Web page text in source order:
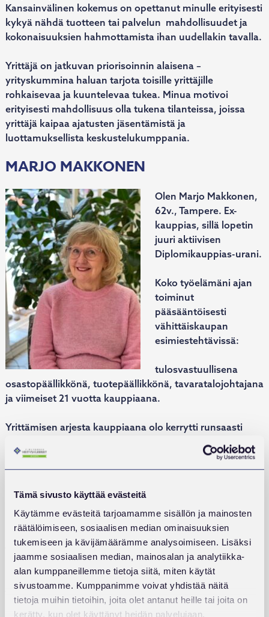
Tämä sivusto käyttää evästeitä
Käytämme evästeitä tarjoamamme sisällön ja mainosten
räätälöimiseen, sosiaalisen median ominaisuuksien
tukemiseen ja kävijämäärämme analysoimiseen. Lisäksi
jaamme sosiaalisen median, mainosalan ja analytiikka-
alan kumppaneillemme tietoja siitä, miten käytät
sivustoamme. Kumppanimme voivat yhdistää näitä
tietoja muihin tietoihin, joita olet antanut heille tai joita on
kerätty, kun olet käyttänyt heidän palvelujaan.
Kansainvälinen kokemus on opettanut minulle erityisesti
kykyä nähdä tuotteen tai palvelun mahdollisuudet ja
kokonaisuuksien hahmottamista ihan uudellakin tavalla.
Yrittäjä on jatkuvan priorisoinnin alaisena –
yrityskummina haluan tarjota toisille yrittäjille
rohkaisevaa ja kuuntelevaa tukea. Minua motivoi
erityisesti mahdollisuus olla tukena tilanteissa, joissa
yrittäjä kaipaa ajatusten jäsentämistä ja
luottamuksellista keskustelukumppania.
MARJO MAKKONEN
Olen Marjo Makkonen,
62v., Tampere. Ex-
kauppias, sillä lopetin
juuri aktiivisen
Diplomikauppias-urani.
Koko työelämäni ajan
toiminut
pääsääntöisesti
vähittäiskaupan
esimiestehtävissä:
tulosvastuullisena
osastopäällikkönä, tuotepäällikkönä, tavaratalojohtajana
ja viimeiset 21 vuotta kauppiaana.
Yrittämisen arjesta kauppiaana olo kerrytti runsaasti
myymälän työt. Tärkeimpinä tehtävinä oli budjetointi ja
sen seuranta, mallistojen suunnittelu, ostaminen ja
yhteydenpito sidosryhmiin sekä asiakaspalvelu.
Yrityskummina haluan hyödyntää saamaani kokemusta
ja auttaa yrittäjiä löytämään ratkaisuja ongelmiin.
Harrastuksiini kuuluu monenlainen liikunta, lukeminen
ja ajanvietto ystävien kanssa.
KategoriassaAjankohtaista